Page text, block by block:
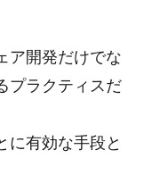
ア開発だけでな
プラクティスだ
に有効な手段と